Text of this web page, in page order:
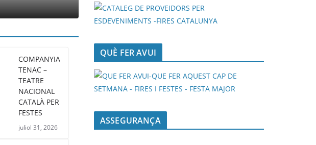
COMPANYIA
TENAC –
TEATRE
NACIONAL
CATALÀ PER
FESTES
juliol 31, 2026
QUÈ FER AVUI
ASSEGURANÇA